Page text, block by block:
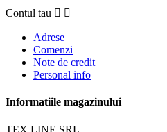
Contul tau  
Adrese
Comenzi
Note de credit
Personal info
Informatiile magazinului
TEX LINE SRL